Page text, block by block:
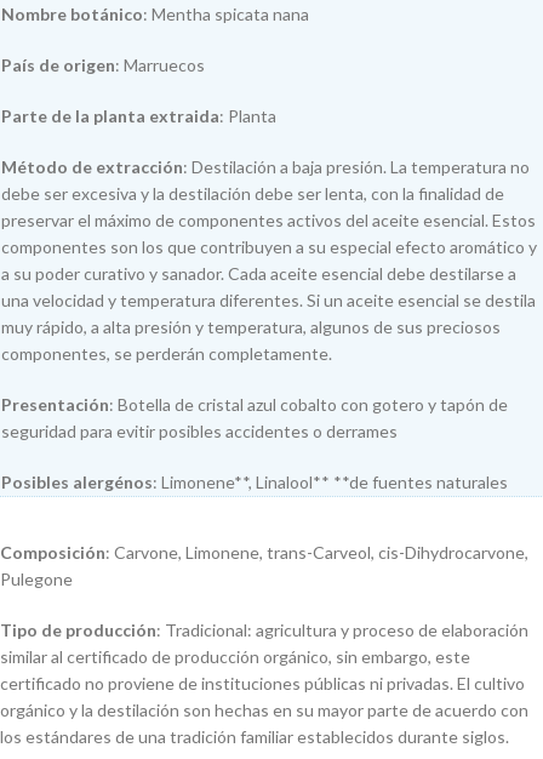
Nombre botánico: Mentha spicata nana
País de origen: Marruecos
Parte de la planta extraida: Planta
Método de extracción: Destilación a baja presión. La temperatura no
debe ser excesiva y la destilación debe ser lenta, con la finalidad de
preservar el máximo de componentes activos del aceite esencial. Estos
componentes son los que contribuyen a su especial efecto aromático y
a su poder curativo y sanador. Cada aceite esencial debe destilarse a
una velocidad y temperatura diferentes. Si un aceite esencial se destila
muy rápido, a alta presión y temperatura, algunos de sus preciosos
componentes, se perderán completamente.
Presentación: Botella de cristal azul cobalto con gotero y tapón de
seguridad para evitir posibles accidentes o derrames
Posibles alergénos: Limonene**, Linalool** **de fuentes naturales
Composición: Carvone, Limonene, trans-Carveol, cis-Dihydrocarvone,
Pulegone
Tipo de producción: Tradicional: agricultura y proceso de elaboración
similar al certificado de producción orgánico, sin embargo, este
certificado no proviene de instituciones públicas ni privadas. El cultivo
orgánico y la destilación son hechas en su mayor parte de acuerdo con
los estándares de una tradición familiar establecidos durante siglos.